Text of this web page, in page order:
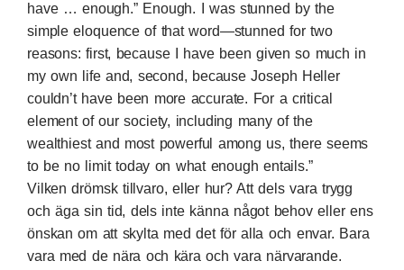
have … enough.” Enough. I was stunned by the
simple eloquence of that word—stunned for two
reasons: first, because I have been given so much in
my own life and, second, because Joseph Heller
couldn’t have been more accurate. For a critical
element of our society, including many of the
wealthiest and most powerful among us, there seems
to be no limit today on what enough entails.”
Vilken drömsk tillvaro, eller hur? Att dels vara trygg
och äga sin tid, dels inte känna något behov eller ens
önskan om att skylta med det för alla och envar. Bara
vara med de nära och kära och vara närvarande.